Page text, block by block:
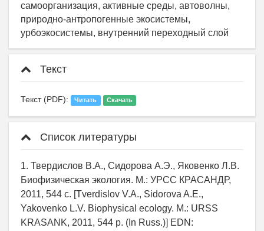
самоорганизация, активные среды, автоволны,
природно-антропогенные экосистемы,
уpбоэкоcиcтемы, внутренний переходный слой
Текст
Текст (PDF): Читать Скачать
Список литературы
1. Твердислов В.А., Сидорова А.Э., Яковенко Л.В.
Биофизическая экология. М.: УРСС КРАСАНДР,
2011, 544 с. [Tverdislov V.A., Sidorova A.E.,
Yakovenko L.V. Biophysical ecology. M.: URSS
KRASANK, 2011, 544 p. (In Russ.)] EDN: